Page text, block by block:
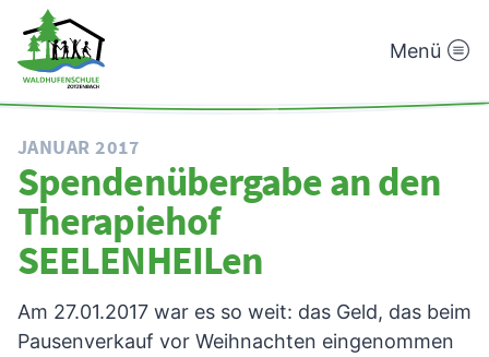
Waldhufenschule
Menü
JANUAR 2017
Spendenübergabe an den
Therapiehof
SEELENHEILen
Am 27.01.2017 war es so weit: das Geld, das beim
Pausenverkauf vor Weihnachten eingenommen